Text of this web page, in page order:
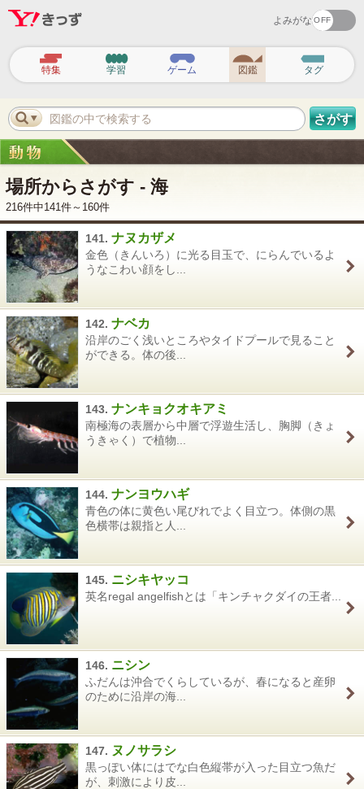
よみがな
ビ
ゲ
ー
シ
ョ
ン
特集 学習 ゲーム 図鑑 タグ
図鑑の中で検索する さがす
場所からさがす - 海
216件中141件～160件
141. ナヌカザメ
金色（きんいろ）に光る目玉で、にらんでいるよ
うなこわい顔をし...
142. ナベカ
沿岸のごく浅いところやタイドプールで見ること
ができる。体の後...
143. ナンキョクオキアミ
南極海の表層から中層で浮遊生活し、胸脚（きょ
うきゃく）で植物...
144. ナンヨウハギ
青色の体に黄色い尾びれでよく目立つ。体側の黒
色横帯は親指と人...
145. ニシキヤッコ
英名regal angelfishとは「キンチャクダイの王者...
146. ニシン
ふだんは沖合でくらしているが、春になると産卵
のために沿岸の海...
147. ヌノサラシ
黒っぽい体にはでな白色縦帯が入った目立つ魚だ
が、刺激により皮...